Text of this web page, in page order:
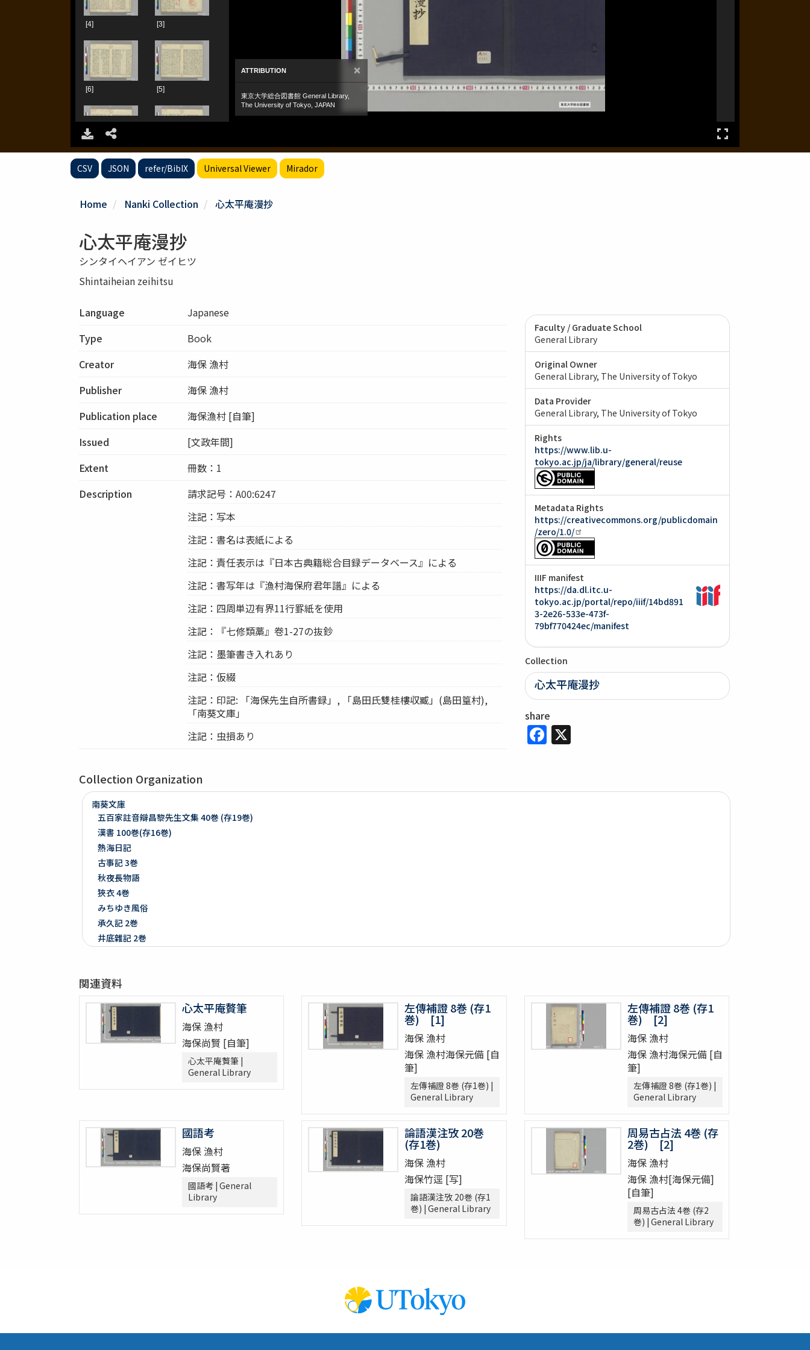
CSV JSON refer/BibIX Universal Viewer Mirador
Home Nanki Collection 心太平庵漫抄
心太平庵漫抄
シンタイヘイアン ゼイヒツ
Shintaiheian zeihitsu
Language
Japanese
Type
Book
Creator
海保 漁村
Publisher
海保 漁村
Publication place
海保漁村 [自筆]
Issued
[文政年間]
Extent
冊数：1
Description
請求記号：A00:6247
注記：写本
注記：書名は表紙による
注記：責任表示は『日本古典籍総合目録データベース』による
注記：書写年は『漁村海保府君年譜』による
注記：四周単辺有界11行罫紙を使用
注記：『七修類藁』卷1-27の抜鈔
注記：墨筆書き入れあり
注記：仮綴
注記：印記: 「海保先生自所書録」, 「島田氏雙桂樓収臧」(島田篁村),
「南葵文庫」
注記：虫損あり
Faculty / Graduate School
General Library
Original Owner
General Library, The University of Tokyo
Data Provider
General Library, The University of Tokyo
Rights
https://www.lib.u-
tokyo.ac.jp/ja/library/general/reuse
Metadata Rights
https://creativecommons.org/publicdomain
/zero/1.0/
IIIF manifest
https://da.dl.itc.u-
tokyo.ac.jp/portal/repo/iiif/14bd891
3-2e26-533e-473f-
79bf770424ec/manifest
Collection
心太平庵漫抄
share
Facebook
X
Collection Organization
南葵文庫
五百家註音辯昌黎先生文集 40巻 (存19巻)
漢書 100巻(存16巻)
熱海日記
古事記 3巻
秋夜長物語
狹衣 4巻
みちゆき風俗
承久記 2巻
井底雜記 2巻
附音増廣古註蒙求 3巻
四體千字文
天地萬物造化論
新刻増校切用正音郷談雜字大全 2巻 (存1巻)
黍稷稲粱辧
倭意三百首
愚管鈔 7巻
尚書 13巻
懐風藻
摩訶般若波羅蜜經 30巻 (存5巻)
関連資料
心太平庵贅筆
海保 漁村
海保尚賢 [自筆]
心太平庵贅筆 |
General Library
左傳補證 8巻 (存1
巻) [1]
海保 漁村
海保 漁村海保元備 [自
筆]
左傳補證 8巻 (存1巻) |
General Library
左傳補證 8巻 (存1
巻) [2]
海保 漁村
海保 漁村海保元備 [自
筆]
左傳補證 8巻 (存1巻) |
General Library
國語考
海保 漁村
海保尚賢著
國語考 | General
Library
論語漢注攷 20巻
(存1巻)
海保 漁村
海保竹逕 [写]
論語漢注攷 20巻 (存1
巻) | General Library
周易古占法 4巻 (存
2巻) [2]
海保 漁村
海保 漁村[海保元備]
[自筆]
周易古占法 4巻 (存2
巻) | General Library